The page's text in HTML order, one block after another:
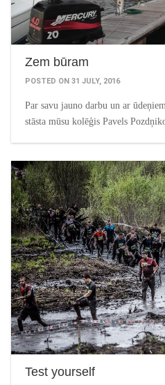
Zem būram
POSTED ON 31 JULY, 2016
Par savu jauno darbu un ar
stāsta mūsu kolēģis Pavels
Test yourself